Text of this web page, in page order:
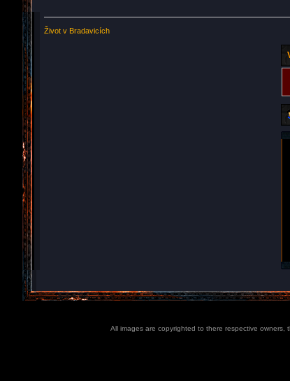
Život v Bradavicích
All images are copyrighted to there respective owners,